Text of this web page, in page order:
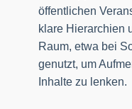
öffentlichen
klare Hierarchien
Raum, etwa bei
genutzt, um
Inhalte zu lenken.